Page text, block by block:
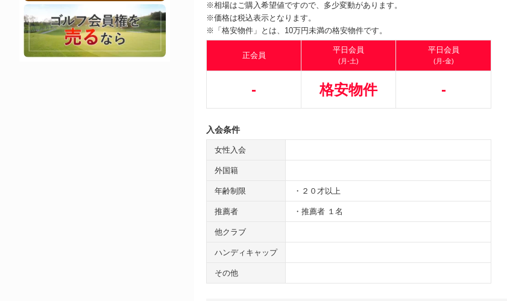
※相場はご購入希望値ですので、多少変動があります。
※価格は税込表示となります。
※「格安物件」とは、10万円未満の格安物件です。
正会員
平日会員
(月-土)
平日会員
(月-金)
- 格安物件 -
入会条件
女性入会
外国籍
年齢制限 ・２０才以上
推薦者 ・推薦者 １名
他クラブ
ハンディキャップ
その他